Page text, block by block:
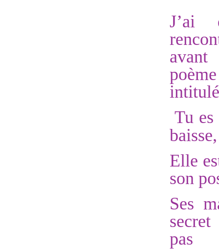
J’ai
Tu
Elle
son
Ses
secret
pas